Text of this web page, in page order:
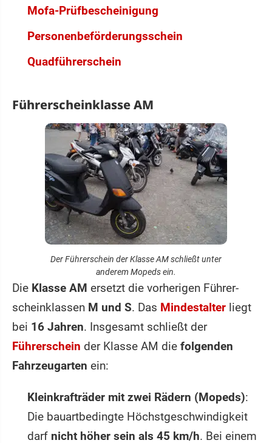
Mofa-Prüfbescheinigung
Personenbeförderungsschein
Quadführerschein
Führerscheinklasse AM
Der Führerschein der Klasse AM schließt unter
anderem Mopeds ein.
Die Klasse AM ersetzt die vorherigen Führer­
scheinklassen M und S. Das Mindestalter liegt
bei 16 Jahren. Insgesamt schließt der
Führerschein der Klasse AM die folgenden
Fahrzeugarten ein:
Kleinkrafträder mit zwei Rädern (Mopeds):
Die bauartbedingte Höchst­geschwindigkeit
darf nicht höher sein als 45 km/h. Bei einem